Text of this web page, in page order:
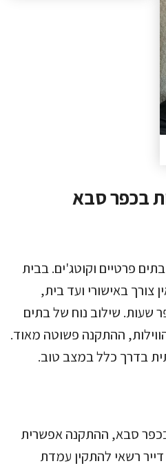
בכפר סבא
פרטיים וקוטג'ים. בבית
צורך באישורי ועד בית,
שעות. שילוב נוח של בתים
הווילות, ההתקנה פשוטה מאוד.
בדרך כלל במצב טוב.
בכפר סבא, ההתקנה אפשרית
רשאי להתקין עמדת